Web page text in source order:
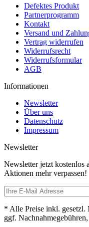
Defektes Produkt
Partnerprogramm
Kontakt
Versand und
Vertrag widerrufen
Widerrufsrecht
Widerrufsformular
AGB
Informationen
Newsletter
Über uns
Datenschutz
Impressum
Newsletter
Newsletter jetzt kostenlos
Aktionen mehr verpassen!
* Alle Preise inkl. gesetzl.
ggf.